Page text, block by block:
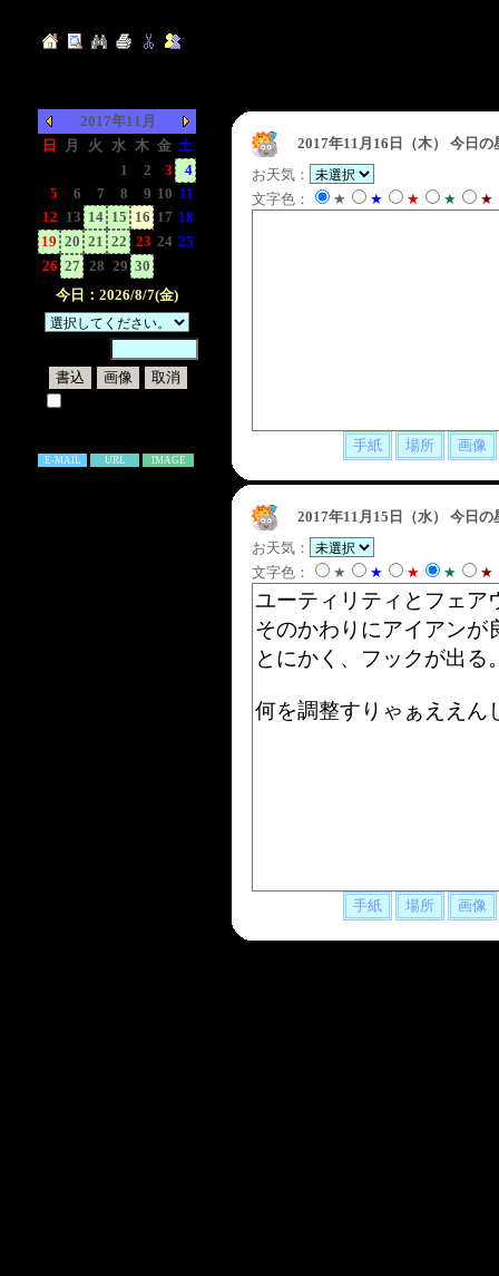
2017年11月
日
月 火 水 木 金 土
1 2 3
4
5
6 7 8 9 10 11
12 13 14 15 16 17 18
19 20 21 22 23 24 25
26 27 28 29 30
今日：2026/8/7(金)
E-MAIL URL IMAGE
2017年11月16日（木）
今日の
お天気：
文字色：
★ ★ ★ ★ ★
2017年11月15日（水）
今日の
お天気：
文字色：
★ ★ ★ ★ ★